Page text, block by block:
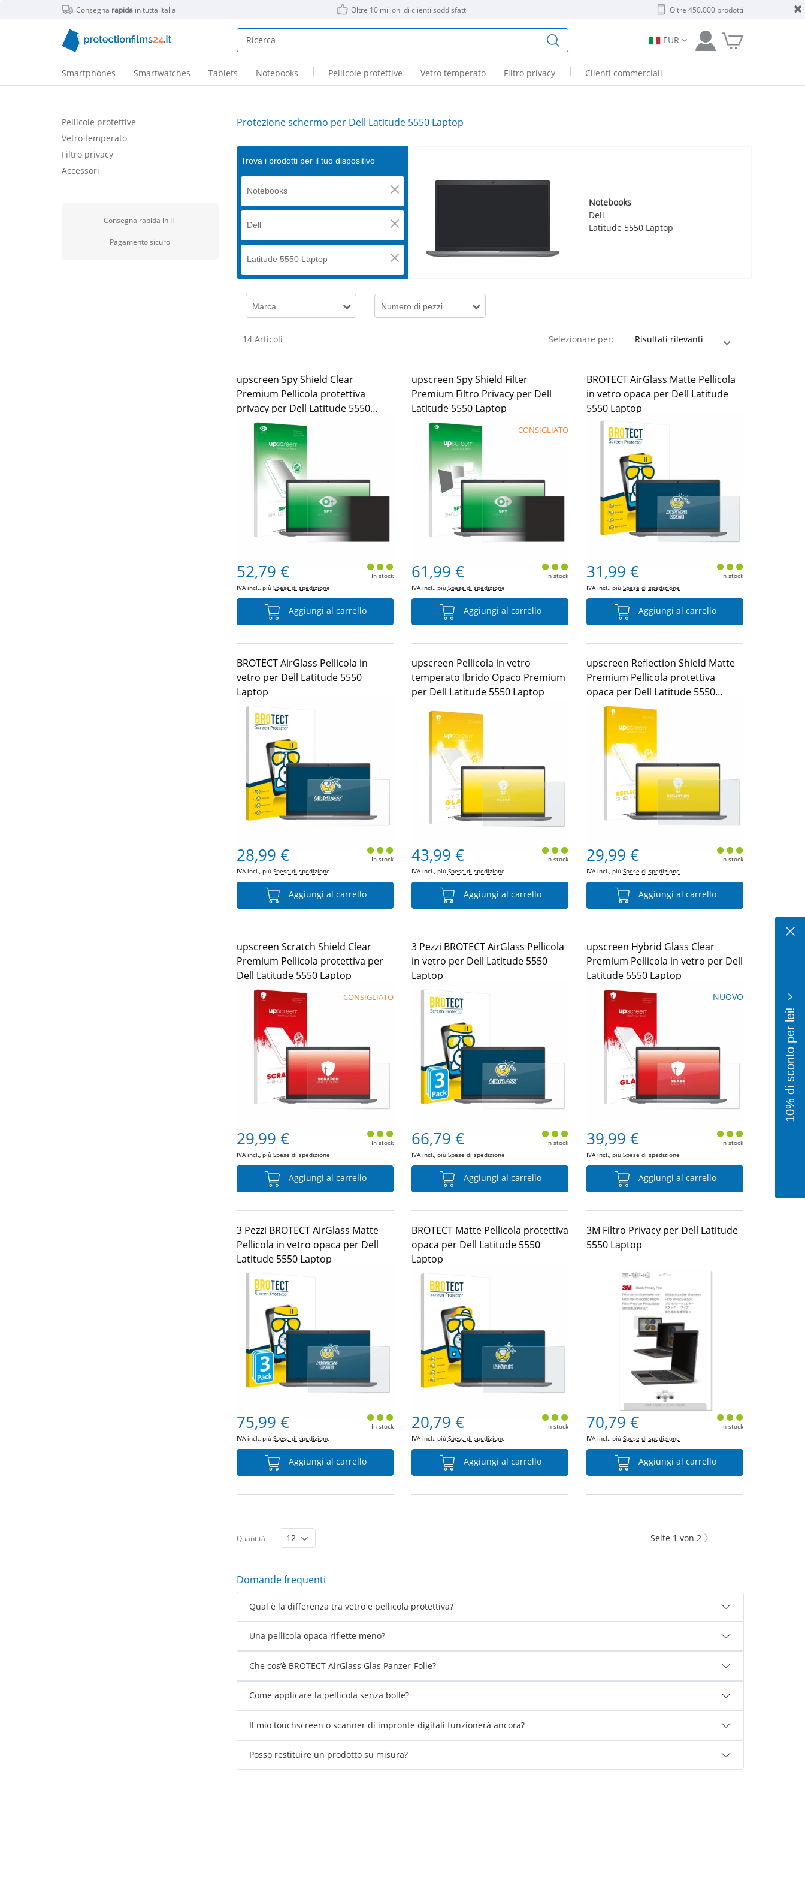
Consegna rapidain tutta Italia Oltre 10 milioni di clienti soddisfatti Oltre 450.000 prodotti
EUR
Smartphones Smartwatches Tablets Notebooks | Pellicole protettive Vetro temperato Filtro privacy | Clienti commerciali
Pellicole protettive
Vetro temperato
Filtro privacy
Accessori
Consegna rapida in IT
Pagamento sicuro
Protezione schermo per Dell Latitude 5550 Laptop
Trova i prodotti per il tuo dispositivo
Notebooks
Dell
Latitude 5550 Laptop
Notebooks
Dell
Latitude 5550 Laptop
Marca Numero di pezzi
14 Articoli Selezionare per:
upscreen Spy Shield Clear
Premium Pellicola protettiva
privacy per Dell Latitude 5550
Laptop
52,79 €
IVA incl., più Spese di spedizione
In stock
Aggiungi al carrello
upscreen Spy Shield Filter
Premium Filtro Privacy per Dell
Latitude 5550 Laptop
CONSIGLIATO
61,99 €
IVA incl., più Spese di spedizione
In stock
Aggiungi al carrello
BROTECT AirGlass Matte Pellicola
in vetro opaca per Dell Latitude
5550 Laptop
31,99 €
IVA incl., piùSpese di spedizione
In stock
Aggiungi al carrello
BROTECT AirGlass Pellicola in
vetro per Dell Latitude 5550
Laptop
28,99 €
IVA incl., più Spese di spedizione
In stock
Aggiungi al carrello
upscreen Pellicola in vetro
temperato Ibrido Opaco Premium
per Dell Latitude 5550 Laptop
43,99 €
IVA incl., più Spese di spedizione
In stock
Aggiungi al carrello
upscreen Reflection Shield Matte
Premium Pellicola protettiva
opaca per Dell Latitude 5550
Laptop
29,99 €
IVA incl., piùSpese di spedizione
In stock
Aggiungi al carrello
upscreen Scratch Shield Clear
Premium Pellicola protettiva per
Dell Latitude 5550 Laptop
CONSIGLIATO
29,99 €
IVA incl., più Spese di spedizione
In stock
Aggiungi al carrello
3 Pezzi BROTECT AirGlass Pellicola
in vetro per Dell Latitude 5550
Laptop
66,79 €
IVA incl., più Spese di spedizione
In stock
Aggiungi al carrello
upscreen Hybrid Glass Clear
Premium Pellicola in vetro per Dell
Latitude 5550 Laptop
NUOVO
39,99 €
IVA incl., piùSpese di spedizione
In stock
Aggiungi al carrello
3 Pezzi BROTECT AirGlass Matte
Pellicola in vetro opaca per Dell
Latitude 5550 Laptop
75,99 €
IVA incl., più Spese di spedizione
In stock
Aggiungi al carrello
BROTECT Matte Pellicola protettiva
opaca per Dell Latitude 5550
Laptop
20,79 €
IVA incl., più Spese di spedizione
In stock
Aggiungi al carrello
3M Filtro Privacy per Dell Latitude
5550 Laptop
70,79 €
IVA incl., piùSpese di spedizione
In stock
Aggiungi al carrello
Quantità Seite 1 von 2
Domande frequenti
Qual è la differenza tra vetro e pellicola protettiva?
Una pellicola opaca riflette meno?
Che cos’è BROTECT AirGlass Glas Panzer-Folie?
Come applicare la pellicola senza bolle?
Il mio touchscreen o scanner di impronte digitali funzionerà ancora?
Posso restituire un prodotto su misura?
10% di sconto per lei!